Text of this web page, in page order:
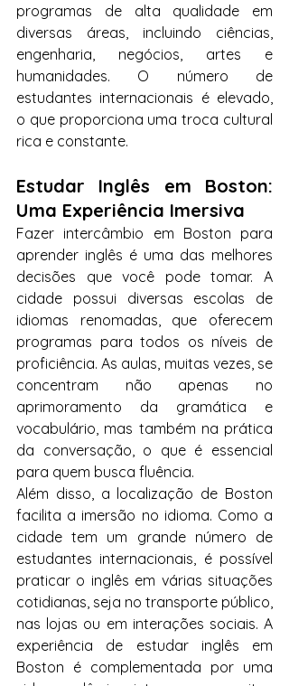
programas de alta qualidade em
diversas áreas, incluindo ciências,
engenharia, negócios, artes e
humanidades. O número de
estudantes internacionais é elevado,
o que proporciona uma troca cultural
rica e constante.
Estudar Inglês em Boston:
Uma Experiência Imersiva
Fazer intercâmbio em Boston para
aprender inglês é uma das melhores
decisões que você pode tomar. A
cidade possui diversas escolas de
idiomas renomadas, que oferecem
programas para todos os níveis de
proficiência. As aulas, muitas vezes, se
concentram não apenas no
aprimoramento da gramática e
vocabulário, mas também na prática
da conversação, o que é essencial
para quem busca fluência.
Além disso, a localização de Boston
facilita a imersão no idioma. Como a
cidade tem um grande número de
estudantes internacionais, é possível
praticar o inglês em várias situações
cotidianas, seja no transporte público,
nas lojas ou em interações sociais. A
experiência de estudar inglês em
Boston é complementada por uma